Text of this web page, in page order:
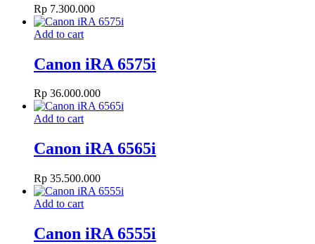
Rp 7.300.000
Add to cart
Canon iRA 6575i
Rp 36.000.000
Add to cart
Canon iRA 6565i
Rp 35.500.000
Add to cart
Canon iRA 6555i